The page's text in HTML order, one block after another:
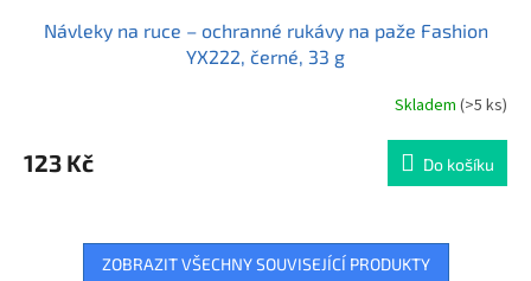
Návleky na ruce – ochranné rukávy na paže Fashion
YX222, černé, 33 g
Skladem (>5 ks)
123 Kč Do košíku
ZOBRAZIT VŠECHNY SOUVISEJÍCÍ PRODUKTY